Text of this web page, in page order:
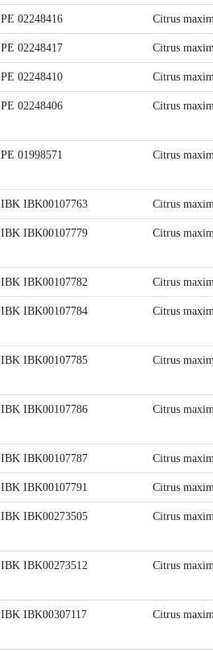
PE 02248416 Citrus
PE 02248417 Citrus
PE 02248410 Citrus
PE 02248406 Citrus
PE 01998571 Citrus
IBK IBK00107763 Citrus
IBK IBK00107779 Citrus
IBK IBK00107782 Citrus
IBK IBK00107784 Citrus
IBK IBK00107785 Citrus
IBK IBK00107786 Citrus
IBK IBK00107787 Citrus
IBK IBK00107791 Citrus
IBK IBK00273505 Citrus
IBK IBK00273512 Citrus
IBK IBK00307117 Citrus